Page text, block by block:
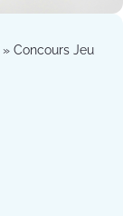
» Concours Jeu